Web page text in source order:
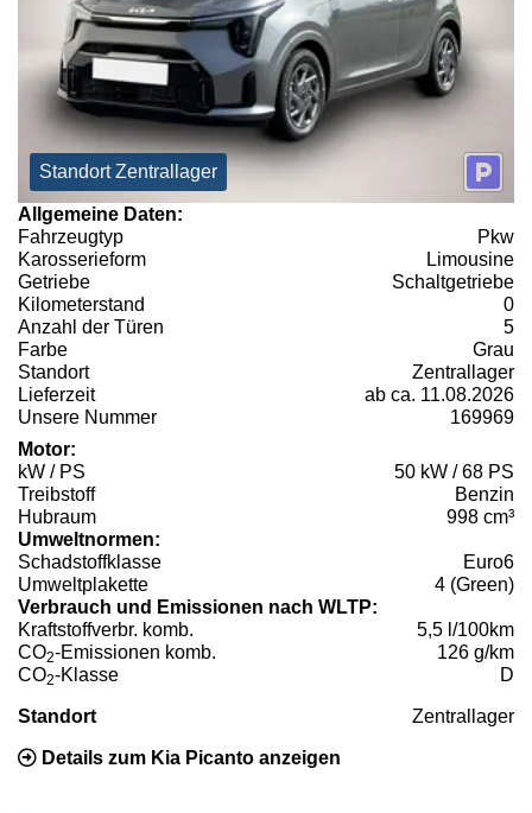
Standort Zentrallager
Allgemeine Daten:
Fahrzeugtyp
Pkw
Karosserieform
Limousine
Getriebe
Schaltgetriebe
Kilometerstand
0
Anzahl der Türen
5
Farbe
Grau
Standort
Zentrallager
Lieferzeit
ab ca. 11.08.2026
Unsere Nummer
169969
Motor:
kW / PS
50 kW / 68 PS
Treibstoff
Benzin
Hubraum
998 cm³
Umweltnormen:
Schadstoffklasse
Euro6
Umweltplakette
4 (Green)
Verbrauch und Emissionen nach WLTP:
Kraftstoffverbr. komb.
5,5 l/100km
CO2-Emissionen komb.
126 g/km
CO2-Klasse D
Standort Zentrallager
Details zum Kia Picanto anzeigen